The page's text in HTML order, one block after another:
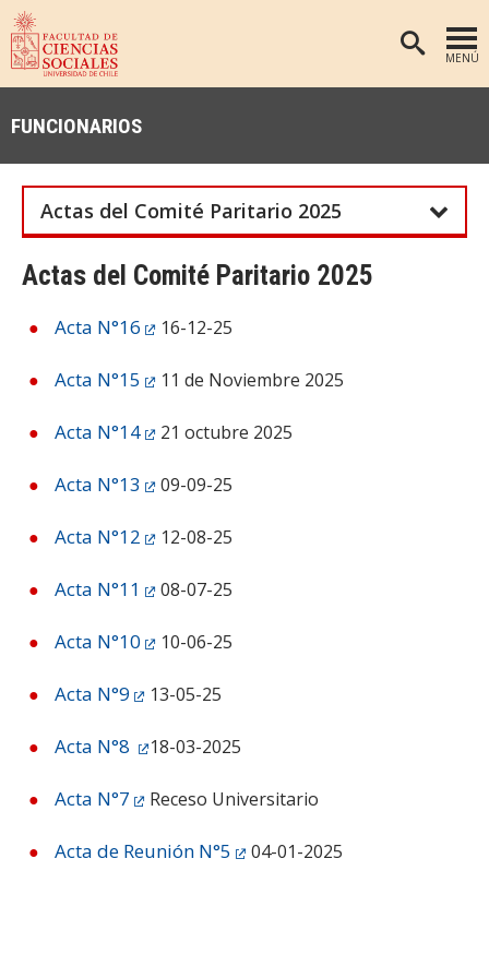
MENÚ
DEPARTAMENTOS
ANTROPOLOGÍA
EDUCACIÓN
TRABAJO SOCIAL
PREGRADO
POSTGRADO
EXTENSIÓN
BIBLIOTECA
ACADÉMICOS
FUNCIONARIOS
FUNCIONARIOS
Actas del Comité Paritario 2025
Actas del Comité Paritario 2025
Acta N°16 16-12-25
Acta N°15 11 de Noviembre 2025
Acta N°14 21 octubre 2025
Acta N°13 09-09-25
Acta N°12 12-08-25
Acta N°11 08-07-25
Acta N°10 10-06-25
Acta N°9 13-05-25
Acta N°8 18-03-2025
Acta N°7 Receso Universitario
Acta de Reunión N°5 04-01-2025